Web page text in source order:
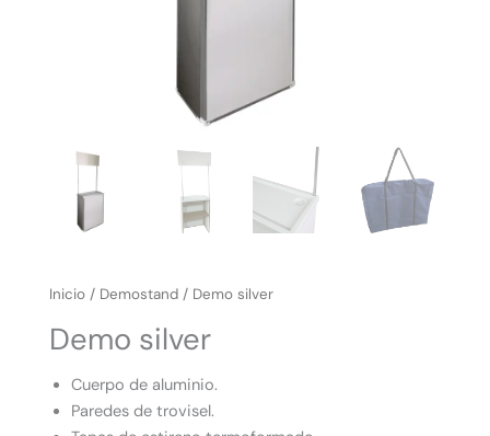
Inicio / Demostand / Demo silver
Demo silver
Cuerpo de aluminio.
Paredes de trovisel.